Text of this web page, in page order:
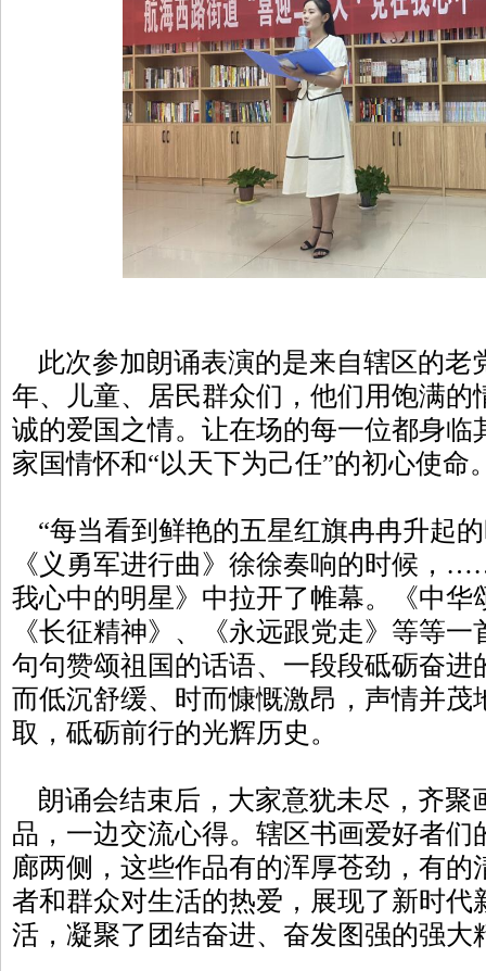
此次参加朗诵表演的是来自辖区的老
年、儿童、居民群众们，他们用饱满的
诚的爱国之情。让在场的每一位都身临
家国情怀和“以天下为己任”的初心使命
“每当看到鲜艳的五星红旗冉冉升起
《义勇军进行曲》徐徐奏响的时候，
我心中的明星》中拉开了帷幕。《中华
《长征精神》、《永远跟党走》等等
句句赞颂祖国的话语、一段段砥砺奋进
而低沉舒缓、时而慷慨激昂，声情并茂
取，砥砺前行的光辉历史。
朗诵会结束后，大家意犹未尽，齐聚
品，一边交流心得。辖区书画爱好者们
廊两侧，这些作品有的浑厚苍劲，有
者和群众对生活的热爱，展现了新时代
活，凝聚了团结奋进、奋发图强的强大